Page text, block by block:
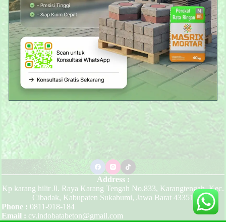
Address :
Kp karang hilir Jl. Raya Karang Tengah No.833, Karangtengah, Kec.
Cibadak, Kabupaten Sukabumi, Jawa Barat 43351
Phone : 0811-918-184
Email : cv.indobatabeton@gmail.com